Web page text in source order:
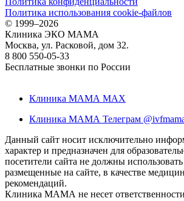
Политика использования cookie-файлов
© 1999–2026
Клиника ЭКО МАМА
Москва, ул. Расковой, дом 32.
8 800 550-05-33
Бесплатные звонки по России
Клиника МАМА MAX
Клиника МАМА Телеграм
Данный сайт носит исключительно
характер и предназначен для
посетители сайта не должны
размещенные на сайте, в качестве
рекомендаций.
Клиника МАМА не несет